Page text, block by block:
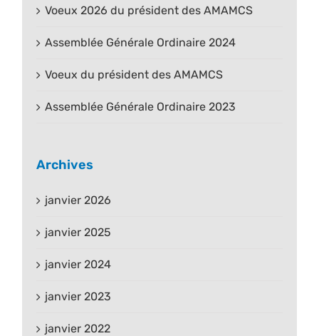
Voeux 2026 du président des AMAMCS
Assemblée Générale Ordinaire 2024
Voeux du président des AMAMCS
Assemblée Générale Ordinaire 2023
Archives
janvier 2026
janvier 2025
janvier 2024
janvier 2023
janvier 2022